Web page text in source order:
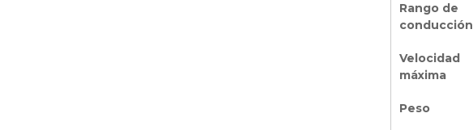
Rango de
conducción
Velocidad
máxima
Peso